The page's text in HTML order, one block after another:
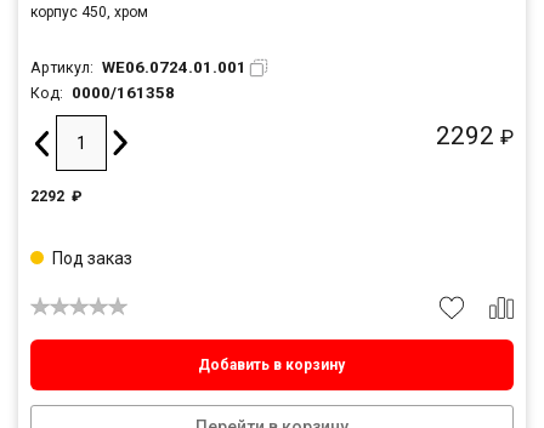
корпус 450, хром
Артикул: WE06.0724.01.001
Код: 0000/161358
2292 ₽
2292 ₽
Добавить в корзину
Под заказ